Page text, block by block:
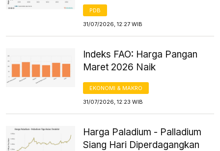
PDB
31/07/2026, 12:27 WIB
Indeks FAO: Harga Pangan
Maret 2026 Naik
EKONOMI & MAKRO
31/07/2026, 12:23 WIB
Harga Paladium - Palladium
Siang Hari Diperdagangkan